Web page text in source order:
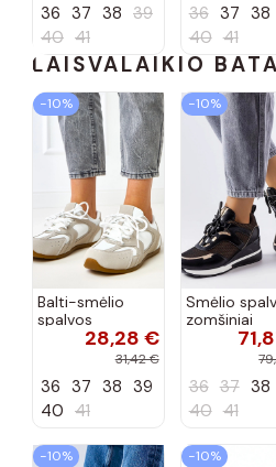
36 37 38 39
40 41
36 37 38
40 41
LAISVALAIKIO
−10%
Balti-smėlio
spalvos
sportiniai
Casey
28,28 €
31,42 €
36 37 38 39
40 41
−10%
Smėlio
zomšiniai
sportiniai
bateliai,
36 37 38
40 41
−10% −10%